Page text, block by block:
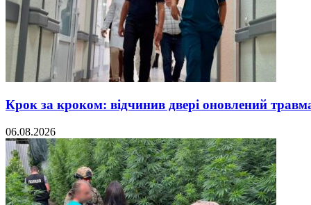
Крок за кроком: відчинив двері оновлений
06.08.2026